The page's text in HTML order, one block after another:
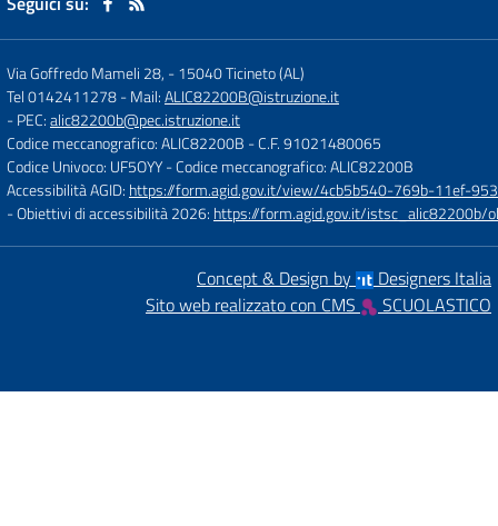
Via Goffredo Mameli 28, -15040 Ticineto (AL)
Tel 0142411278- Mail:ALIC82200B@istruzione.it
- PEC:alic82200b@pec.istruzione.it
Codice meccanografico: ALIC82200B - C.F. 91021480065
Codice Univoco: UF5OYY- Codice meccanografico: ALIC82200B
Accessibilità AGID: https://form.agid.gov.it/view/4cb5b540-769b-11ef-
- Obiettivi di accessibilità 2026: https://form.agid.gov.it/
Concept & Design by
Designers Italia
Sito web realizzato con CMS
SCUOLASTICO